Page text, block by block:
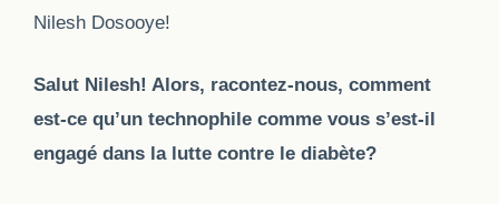
Nilesh Dosooye!
Salut Nilesh! Alors, racontez-nous, comment
est-ce qu’un technophile comme vous s’est-il
engagé dans la lutte contre le diabète?